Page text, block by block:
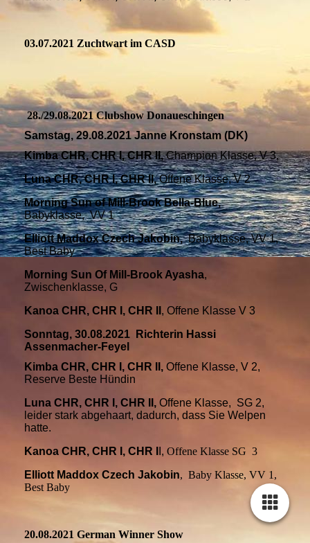
03.07.2021 Zuchtwart im CASD
IMG_20211106_195429
28./29.08.2021 Clubshow Donaueschingen
Samstag, 29.08.2021 Janne Kronstam (DK)
Kimba CHR, CHR I, CHR II,Champion Klasse, V 3,
Luna CHR, CHR I, CHR II,Offene Klasse, V 2
Morning Sun of Mill-Brook Bella-Blue,
Babyklasse, VV 1
Elliott Maddox Czech Jakobin,Babyklasse, VV 1,
Best Baby
Morning Sun Of Mill-Brook Ayasha,
Zwischenklasse, G
Kanoa CHR, CHR I, CHR II , Offene Klasse V 3
Sonntag, 30.08.2021 Richterin Hassi
Assenmacher-Feyel
Kimba CHR, CHR I, CHR II, Offene Klasse, V 2,
Reserve Beste Hündin
Luna CHR, CHR I, CHR II, Offene Klasse, SG 2,
leider stark abgehaart, dadurch, dass Sie Welpen
hatte.
Kanoa CHR, CHR I, CHR I
I, Offene Klasse SG 3
Elliott Maddox Czech Jakobin, Baby Klasse, VV 1,
Best Baby
20.08.2021 German Winner Show